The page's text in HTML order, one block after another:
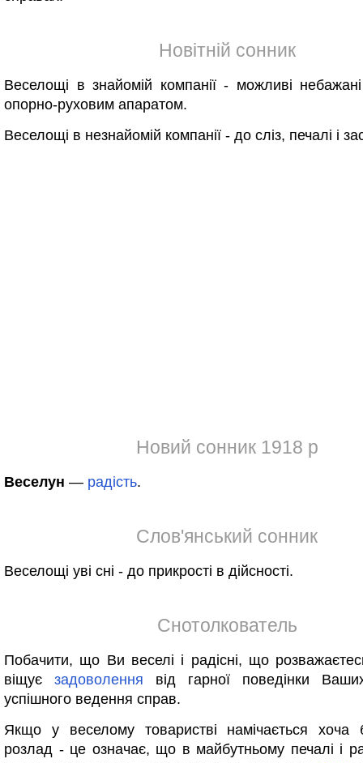
Новітній сонник
Веселощі в знайомій компанії - можливі
опорно-руховим апаратом.
Веселощі в незнайомій компанії - до сліз, печалі і
Новий сонник 1918 р
Веселун — радість.
Слов'янський сонник
Веселощі уві сні - до прикрості в дійсності.
Снотолкователь
Побачити, що Ви веселі і радісні, що
віщує задоволення від гарної поведінки
успішного ведення справ.
Якщо у веселому товаристві намічається хоча
розлад - це означає, що в майбутньому печалі і